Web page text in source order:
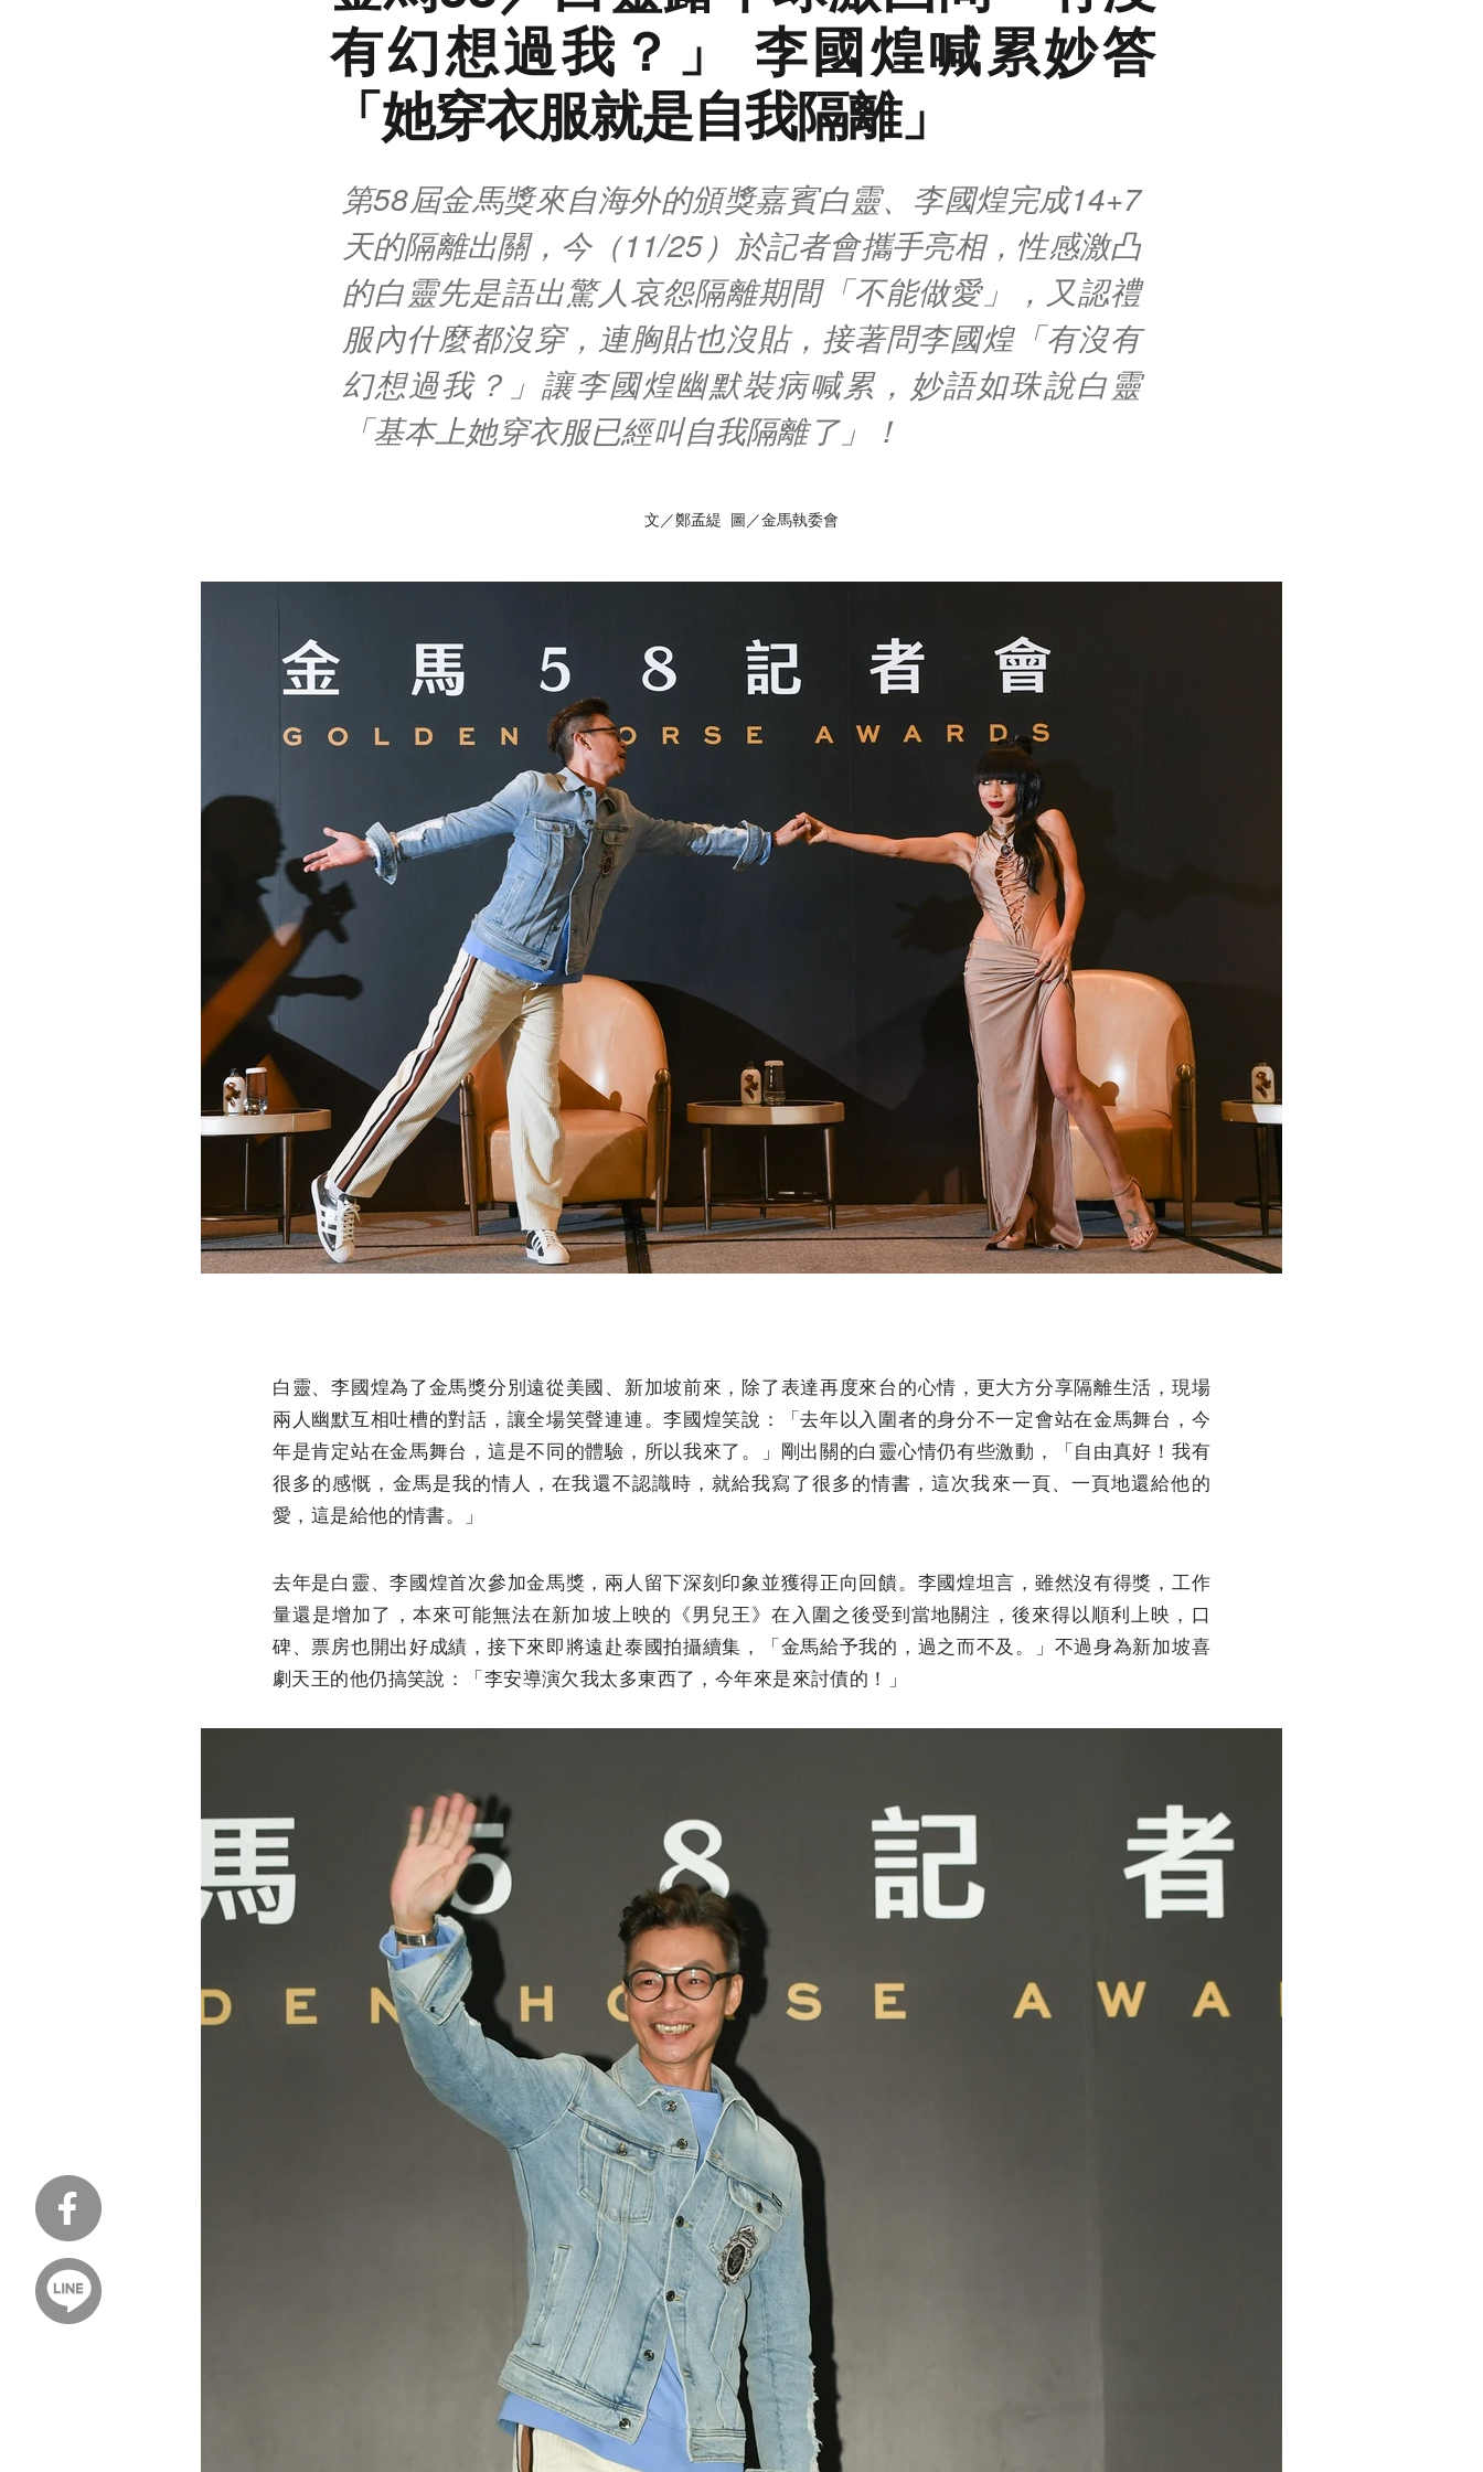
有幻想過我？」 李國煌喊累妙答
「她穿衣服就是自我隔離」
第58屆金馬獎來自海外的頒獎嘉賓白靈、李國煌完成14+7
天的隔離出關，今（11/25）於記者會攜手亮相，性感激凸
的白靈先是語出驚人哀怨隔離期間「不能做愛」，又認禮
服內什麼都沒穿，連胸貼也沒貼，接著問李國煌「有沒有
幻想過我？」讓李國煌幽默裝病喊累，妙語如珠說白靈
「基本上她穿衣服已經叫自我隔離了」！
文／鄭孟緹 圖／金馬執委會
白靈、李國煌為了金馬獎分別遠從美國、新加坡前來，除了表達再度來台的心情，更大方分享隔離生活，現場
兩人幽默互相吐槽的對話，讓全場笑聲連連。李國煌笑說：「去年以入圍者的身分不一定會站在金馬舞台，今
年是肯定站在金馬舞台，這是不同的體驗，所以我來了。」剛出關的白靈心情仍有些激動，「自由真好！我有
很多的感慨，金馬是我的情人，在我還不認識時，就給我寫了很多的情書，這次我來一頁、一頁地還給他的
愛，這是給他的情書。」
去年是白靈、李國煌首次參加金馬獎，兩人留下深刻印象並獲得正向回饋。李國煌坦言，雖然沒有得獎，工作
量還是增加了，本來可能無法在新加坡上映的《男兒王》在入圍之後受到當地關注，後來得以順利上映，口
碑、票房也開出好成績，接下來即將遠赴泰國拍攝續集，「金馬給予我的，過之而不及。」不過身為新加坡喜
劇天王的他仍搞笑說：「李安導演欠我太多東西了，今年來是來討債的！」